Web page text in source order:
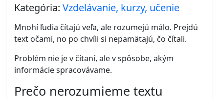
Kategória: Vzdelávanie, kurzy, učenie
Mnohí ľudia čítajú veľa, ale rozumejú málo. Prejdú
text očami, no po chvíli si nepamätajú, čo čítali.
Problém nie je v čítaní, ale v spôsobe, akým
informácie spracovávame.
Prečo nerozumieme textu